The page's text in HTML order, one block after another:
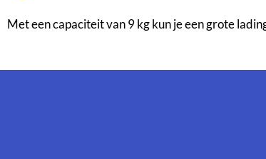
Met een capaciteit van 9 kg kun je een grote